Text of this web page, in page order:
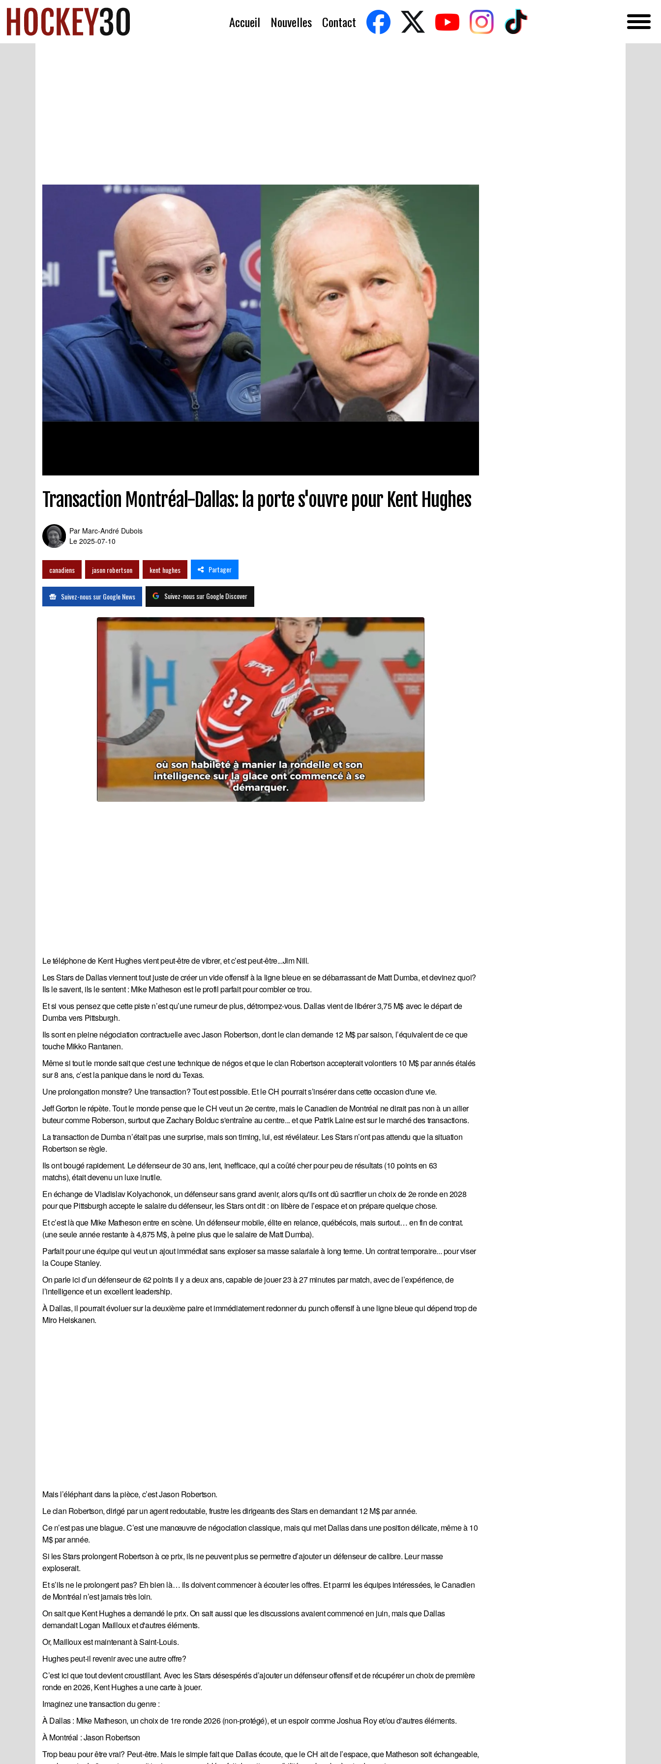
Accueil Nouvelles Contact
Transaction Montréal-Dallas: la porte s'ouvre pour Kent Hughes
Par Marc-André Dubois
Le 2025-07-10
canadiens jason robertson kent hughes Partager
Suivez-nous sur Google News Suivez-nous sur Google Discover
Le téléphone de Kent Hughes vient peut-être de vibrer, et c’est peut-être...Jim Nill.
Les Stars de Dallas viennent tout juste de créer un vide offensif à la ligne bleue en se débarrassant de Matt Dumba, et devinez quoi?
Ils le savent, ils le sentent : Mike Matheson est le profil parfait pour combler ce trou.
Et si vous pensez que cette piste n’est qu’une rumeur de plus, détrompez-vous. Dallas vient de libérer 3,75 M$ avec le départ de
Dumba vers Pittsburgh.
Ils sont en pleine négociation contractuelle avec Jason Robertson, dont le clan demande 12 M$ par saison, l’équivalent de ce que
touche Mikko Rantanen.
Même si tout le monde sait que c'est une technique de négos et que le clan Robertson accepterait volontiers 10 M$ par annés étalés
sur 8 ans, c’est la panique dans le nord du Texas.
Une prolongation monstre? Une transaction? Tout est possible. Et le CH pourrait s’insérer dans cette occasion d'une vie.
Jeff Gorton le répète. Tout le monde pense que le CH veut un 2e centre, mais le Canadien de Montréal ne dirait pas non à un ailier
buteur comme Roberson, surtout que Zachary Bolduc s'entraîne au centre... et que Patrik Laine est sur le marché des transactions.
La transaction de Dumba n’était pas une surprise, mais son timing, lui, est révélateur. Les Stars n’ont pas attendu que la situation
Robertson se règle.
Ils ont bougé rapidement. Le défenseur de 30 ans, lent, inefficace, qui a coûté cher pour peu de résultats (10 points en 63
matchs), était devenu un luxe inutile.
En échange de Vladislav Kolyachonok, un défenseur sans grand avenir, alors qu'ils ont dû sacrifier un choix de 2e ronde en 2028
pour que Pittsburgh accepte le salaire du défenseur, les Stars ont dit : on libère de l’espace et on prépare quelque chose.
Et c’est là que Mike Matheson entre en scène. Un défenseur mobile, élite en relance, québécois, mais surtout… en fin de contrat.
(une seule année restante à 4,875 M$, à peine plus que le salaire de Matt Dumba).
Parfait pour une équipe qui veut un ajout immédiat sans exploser sa masse salariale à long terme. Un contrat temporaire... pour viser
la Coupe Stanley.
On parle ici d’un défenseur de 62 points il y a deux ans, capable de jouer 23 à 27 minutes par match, avec de l’expérience, de
l’intelligence et un excellent leadership.
À Dallas, il pourrait évoluer sur la deuxième paire et immédiatement redonner du punch offensif à une ligne bleue qui dépend trop de
Miro Heiskanen.
Mais l’éléphant dans la pièce, c’est Jason Robertson.
Le clan Robertson, dirigé par un agent redoutable, frustre les dirigeants des Stars en demandant 12 M$ par année.
Ce n’est pas une blague. C’est une manœuvre de négociation classique, mais qui met Dallas dans une position délicate, même à 10
M$ par année.
Si les Stars prolongent Robertson à ce prix, ils ne peuvent plus se permettre d’ajouter un défenseur de calibre. Leur masse
exploserait.
Et s’ils ne le prolongent pas? Eh bien là… ils doivent commencer à écouter les offres. Et parmi les équipes intéressées, le Canadien
de Montréal n’est jamais très loin.
On sait que Kent Hughes a demandé le prix. On sait aussi que les discussions avaient commencé en juin, mais que Dallas
demandait Logan Mailloux et d'autres éléments.
Or, Mailloux est maintenant à Saint-Louis.
Hughes peut-il revenir avec une autre offre?
C’est ici que tout devient croustillant. Avec les Stars désespérés d’ajouter un défenseur offensif et de récupérer un choix de première
ronde en 2026, Kent Hughes a une carte à jouer.
Imaginez une transaction du genre :
À Dallas : Mike Matheson, un choix de 1re ronde 2026 (non-protégé), et un espoir comme Joshua Roy et/ou d'autres éléments.
À Montréal : Jason Robertson
Trop beau pour être vrai? Peut-être. Mais le simple fait que Dallas écoute, que le CH ait de l’espace, que Matheson soit échangeable,